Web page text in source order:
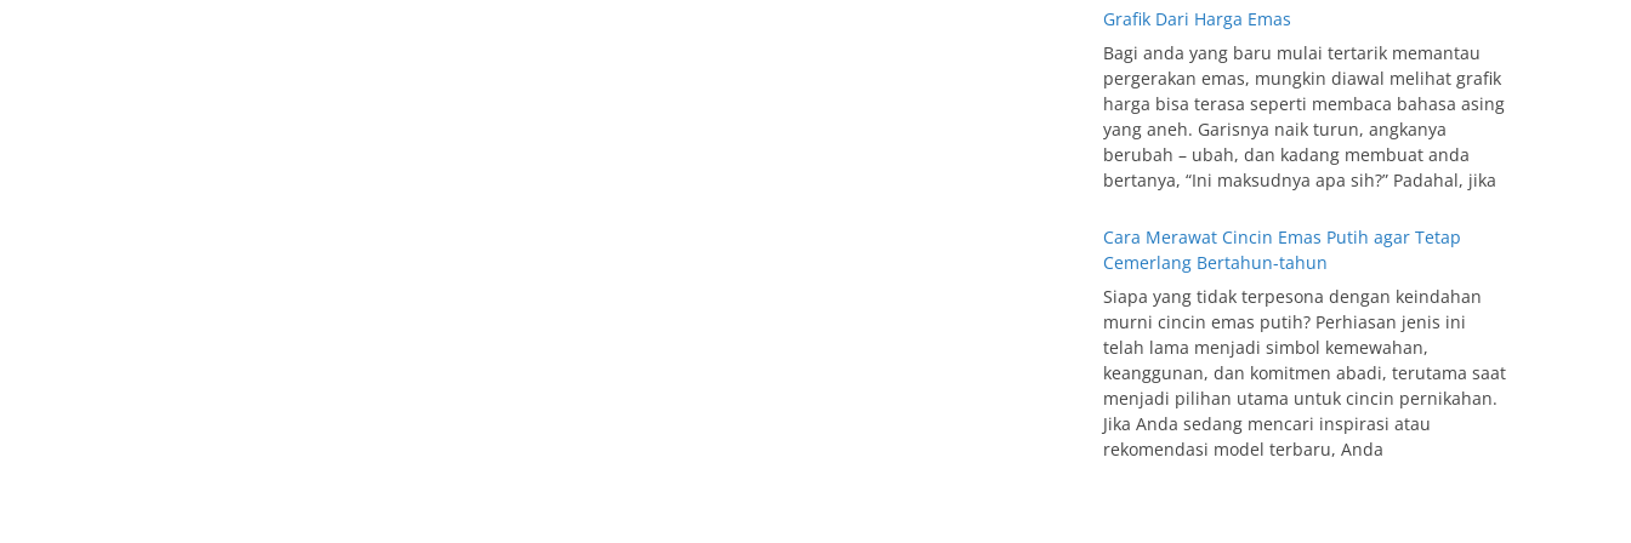
Grafik Dari Harga Emas
Bagi anda yang baru mulai tertarik memantau
pergerakan emas, mungkin diawal melihat grafik
harga bisa terasa seperti membaca bahasa asing
yang aneh. Garisnya naik turun, angkanya
berubah – ubah, dan kadang membuat anda
bertanya, “Ini maksudnya apa sih?” Padahal, jika
Cara Merawat Cincin Emas Putih agar Tetap
Cemerlang Bertahun-tahun
Siapa yang tidak terpesona dengan keindahan
murni cincin emas putih? Perhiasan jenis ini
telah lama menjadi simbol kemewahan,
keanggunan, dan komitmen abadi, terutama saat
menjadi pilihan utama untuk cincin pernikahan.
Jika Anda sedang mencari inspirasi atau
rekomendasi model terbaru, Anda